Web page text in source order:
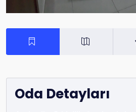
Oda Detayları